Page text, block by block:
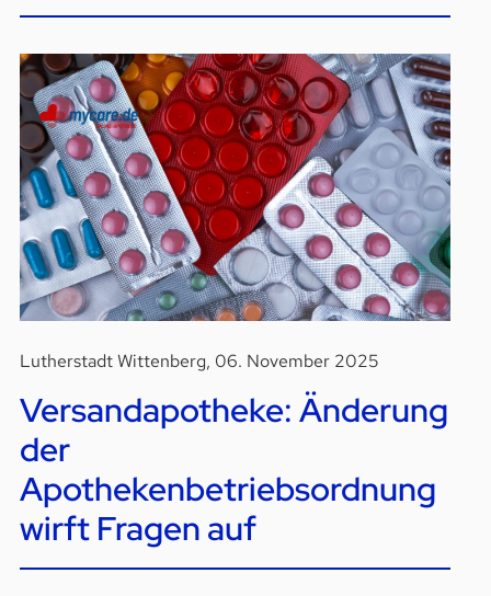
Lutherstadt Wittenberg, 06. November 2025
Versandapotheke: Änderung
der
Apothekenbetriebsordnung
wirft Fragen auf